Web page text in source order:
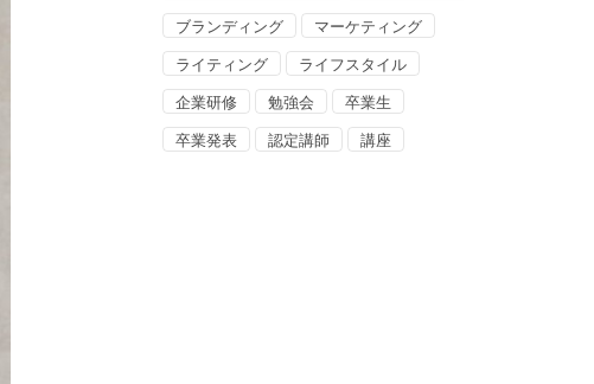
ブランディング マーケティング
ライティング ライフスタイル
企業研修 勉強会 卒業生
卒業発表 認定講師 講座